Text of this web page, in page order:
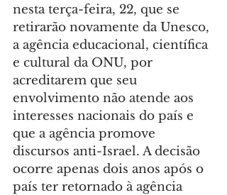
nesta terça-feira, 22, que se
retirarão novamente da Unesco,
a agência educacional, científica
e cultural da ONU, por
acreditarem que seu
envolvimento não atende aos
interesses nacionais do país e
que a agência promove
discursos anti-Israel. A decisão
ocorre apenas dois anos após o
país ter retornado à agência